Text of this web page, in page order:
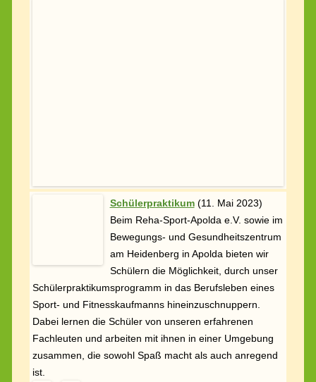
Frühlingserwachen im Paulinenpark Apolda(25.
April 2023)
„Die zahlreichen Gruppen des
etablierten Reha-Sport- Apolda e.V.“